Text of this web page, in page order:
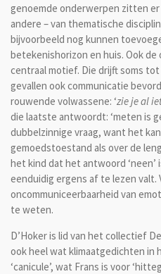
genoemde onderwerpen zitten
andere – van thematische
bijvoorbeeld nog kunnen
betekenishorizon en huis. Ook
centraal motief. Die drijft soms
gevallen ook communicatie
rouwende volwassene: ‘zie je al
die laatste antwoordt: ‘meten is
dubbelzinnige vraag, want het
gemoedstoestand als over de
het kind dat het antwoord ‘neen’
eenduidig ergens af te lezen valt.
oncommuniceerbaarheid van
te weten.
D’Hoker is lid van het collectief
ook heel wat klimaatgedichten in
‘canicule’, wat Frans is voor